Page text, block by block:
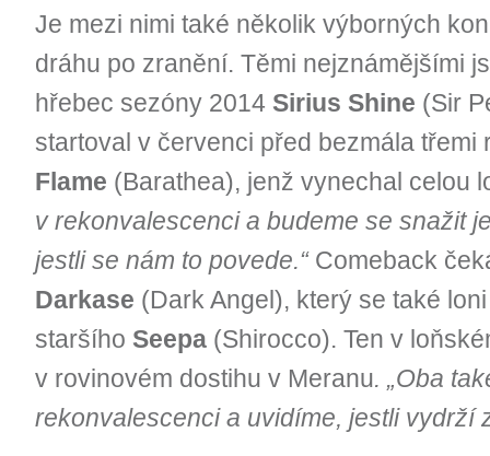
Je mezi nimi také několik výborných
dráhu po zranění. Těmi nejznámějšími
hřebec sezóny 2014 Sirius Shine (Sir
startoval v červenci před bezmála třemi
Flame (Barathea), jenž vynechal celou
v rekonvalescenci a budeme se snažit
jestli se nám to povede.“Comeback
Darkase (Dark Angel), který se také
staršího Seepa (Shirocco). Ten v
v rovinovém dostihu v Meranu. „Oba
rekonvalescenci a uvidíme, jestli vydrží